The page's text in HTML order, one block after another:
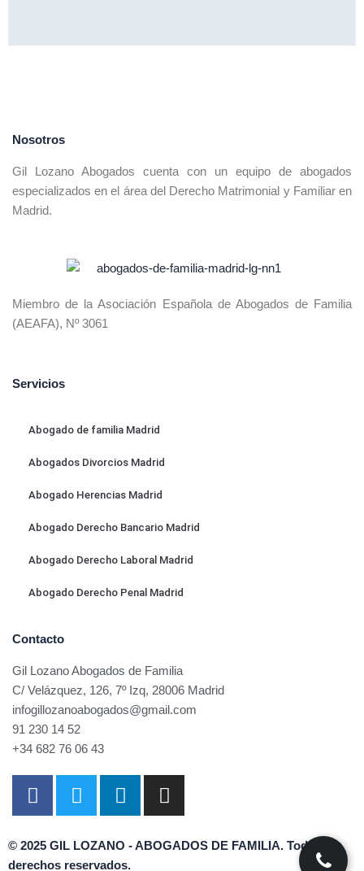
Nosotros
Gil Lozano Abogados cuenta con un equipo de abogados
especializados en el área del Derecho Matrimonial y Familiar en
Madrid.
Miembro de la Asociación Española de Abogados de Familia
(AEAFA), Nº 3061
Servicios
Abogado de familia Madrid
Abogados Divorcios Madrid
Abogado Herencias Madrid
Abogado Derecho Bancario Madrid
Abogado Derecho Laboral Madrid
Abogado Derecho Penal Madrid
Contacto
Gil Lozano Abogados de Familia
C/ Velázquez, 126, 7º Izq, 28006 Madrid
infogillozanoabogados@gmail.com
91 230 14 52
+34 682 76 06 43
F
a
e
b
T
w
t
t
L
i
k
e
I
n
t
© 2025 GIL LOZANO - ABOGADOS DE FAMILIA. Todos los
derechos reservados.